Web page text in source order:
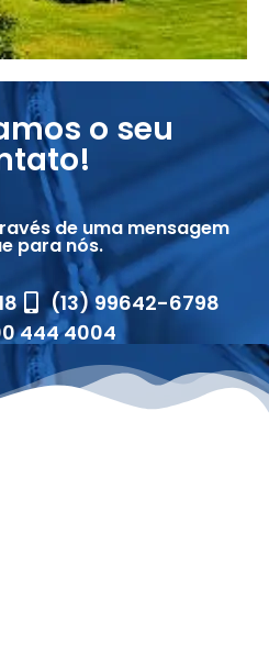
o seu
de uma mensagem
para nós.
(13) 99642-6798
444 4004